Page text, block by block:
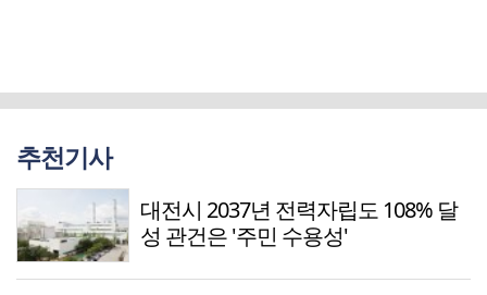
추천기사
대전시 2037년 전력자립도 108% 달
성 관건은 '주민 수용성'